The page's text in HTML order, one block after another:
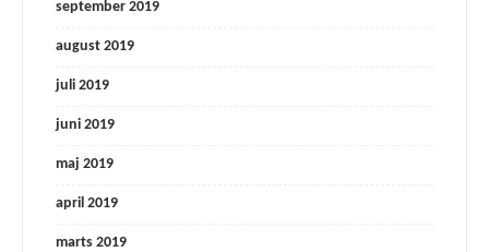
september 2019
august 2019
juli 2019
juni 2019
maj 2019
april 2019
marts 2019